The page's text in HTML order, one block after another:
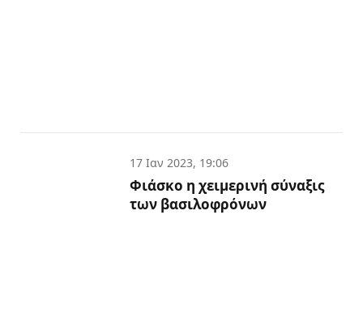
17 Ιαν 2023, 19:06
Φιάσκο η χειμερινή σύναξις
των βασιλοφρόνων